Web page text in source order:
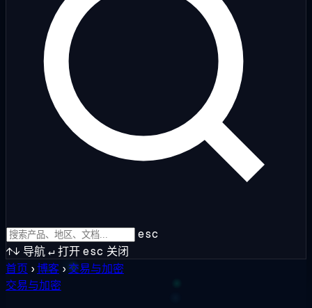
esc
↑↓ 导航↵打开esc 关闭
首页 ›博客 › 交易与加密
交易与加密